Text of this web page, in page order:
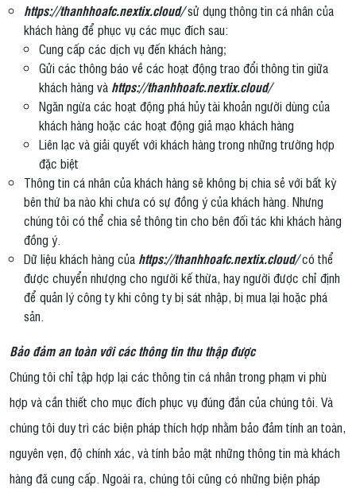
https://thanhhoafc.nextix.cloud/sử dụng thông tin cá nhân của
khách hàng để phục vụ các mục đích sau:
Cung cấp các dịch vụ đến khách hàng;
Gửi các thông báo về các hoạt động trao đổi thông tin giữa
khách hàng và https://thanhhoafc.nextix.cloud/
Ngăn ngừa các hoạt động phá hủy tài khoản người dùng của
khách hàng hoặc các hoạt động giả mạo khách hàng
Liên lạc và giải quyết với khách hàng trong những trường hợp
đặc biệt
Thông tin cá nhân của khách hàng sẽ không bị chia sẻ với bất kỳ
bên thứ ba nào khi chưa có sự đồng ý của khách hàng. Nhưng
chúng tôi có thể chia sẻ thông tin cho bên đối tác khi khách hàng
đồng ý.
Dữ liệu khách hàng của https://thanhhoafc.nextix.cloud/có thể
được chuyển nhượng cho người kế thừa, hay người được chỉ định
để quản lý công ty khi công ty bị sát nhập, bị mua lại hoặc phá
sản.
Bảo đảm an toàn với các thông tin thu thập được
Chúng tôi chỉ tập hợp lại các thông tin cá nhân trong phạm vi phù
hợp và cần thiết cho mục đích phục vụ đúng đắn của chúng tôi. Và
chúng tôi duy trì các biện pháp thích hợp nhằm bảo đảm tính an toàn,
nguyên vẹn, độ chính xác, và tính bảo mật những thông tin mà khách
hàng đã cung cấp. Ngoài ra, chúng tôi cũng có những biện pháp